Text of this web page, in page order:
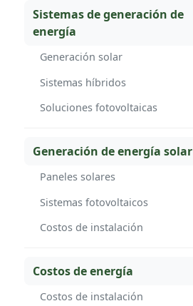
Sistemas de generación de
energía
Generación solar
Sistemas híbridos
Soluciones fotovoltaicas
Generación de energía solar
Paneles solares
Sistemas fotovoltaicos
Costos de instalación
Costos de energía
Costos de instalación